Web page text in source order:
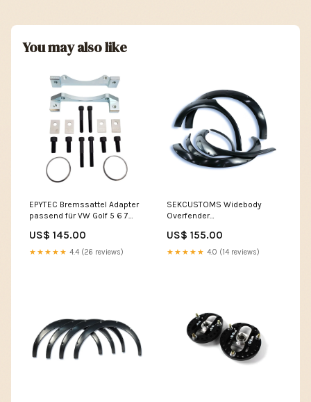
You may also like
EPYTEC Bremssattel Adapter
passend für VW Golf 5 6 7
Seat für Audi R8 Bremsanlage
achsschenkel
US$ 145.00
★★★★★ 4.4 (26 reviews)
SEKCUSTOMS Widebody
Overfender
passend für Lexus IS200 /
IS300 jaguar-xe
US$ 155.00
★★★★★ 4.0 (14 reviews)